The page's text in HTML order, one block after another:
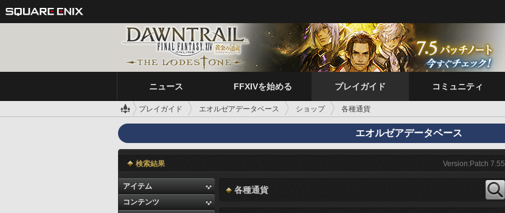
ニュース FFXIVを始める プレイガイド コミュニティ
プレイガイド エオルゼアデータベース ショップ 各種通貨
エオルゼアデータベース
検索結果 Version:Patch 7.55
アイテム
コンテンツ
各種通貨